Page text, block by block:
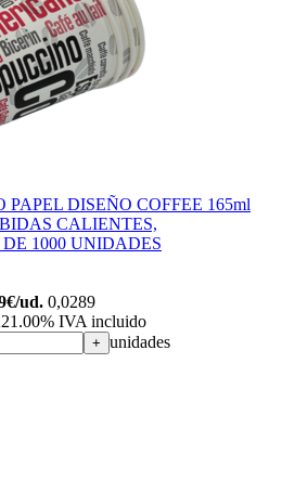
PAPEL DISEÑO COFFEE 165ml
CALIENTES,
1000 UNIDADES
ud. 0,0289
21.00% IVA incluido
+ unidades